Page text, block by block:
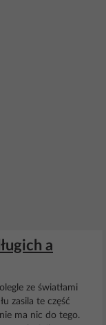
a
ze światłami
zasila te część
ma nic do tego.